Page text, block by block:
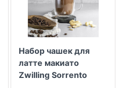
Набор чашек для
латте макиато
Zwilling Sorrento